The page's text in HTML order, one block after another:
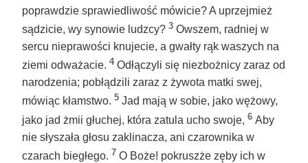
poprawdzie sprawiedliwość mówicie? A uprzejmież
sądzicie, wy synowie ludzcy? 3 Owszem, radniej w
sercu nieprawości knujecie, a gwałty rąk waszych na
ziemi odważacie. 4 Odłączyli się niezbożnicy zaraz od
narodzenia; pobłądzili zaraz z żywota matki swej,
mówiąc kłamstwo. 5 Jad mają w sobie, jako wężowy,
jako jad żmii głuchej, która zatula ucho swoje, 6 Aby
nie słyszała głosu zaklinacza, ani czarownika w
czarach biegłego. 7 O Boże! pokruszże zęby ich w